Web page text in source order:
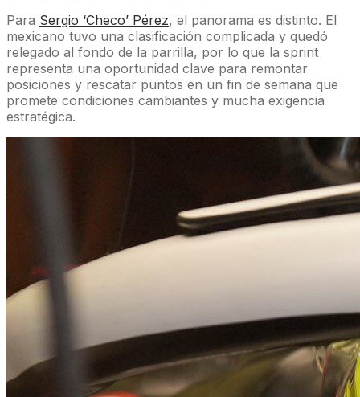
Para Sergio ‘Checo’ Pérez, el panorama es distinto. El
mexicano tuvo una clasificación complicada y quedó
relegado al fondo de la parrilla, por lo que la sprint
representa una oportunidad clave para remontar
posiciones y rescatar puntos en un fin de semana que
promete condiciones cambiantes y mucha exigencia
estratégica.